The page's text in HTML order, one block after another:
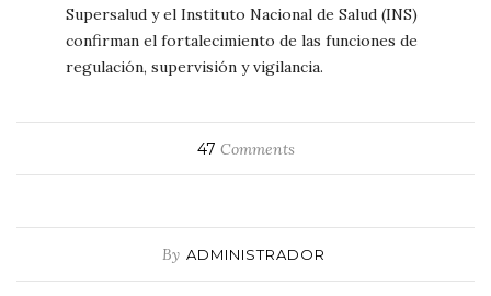
Supersalud y el Instituto Nacional de Salud (INS)
confirman el fortalecimiento de las funciones de
regulación, supervisión y vigilancia.
47 Comments
By ADMINISTRADOR